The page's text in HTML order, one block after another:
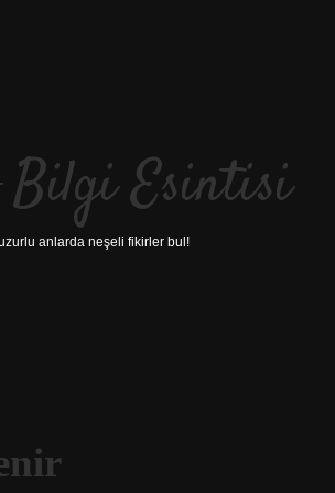
Esintisi
anlarda neşeli fikirler bul!